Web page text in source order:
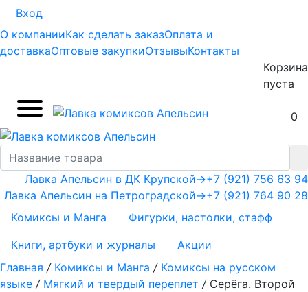
Вход
О компанииКак сделать заказОплата и
доставкаОптовые закупкиОтзывыКонтакты
Корзина
пуста
0
+7 (921) 756 63 94
+7 (921) 764 90 28
Лавка Апельсин в ДК Крупской→
Лавка Апельсин на Петроградской→
Комиксы и Манга
Фигурки, настолки, стафф
Книги, артбуки и журналы
Акции
Главная / Комиксы и Манга / Комиксы на русском
языке / Мягкий и твердый переплет / Серёга. Второй